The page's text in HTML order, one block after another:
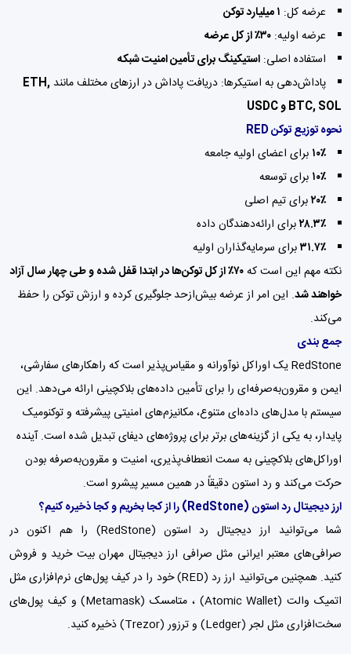
عرضه کل: ۱ میلیارد توکن
عرضه اولیه: ۳۰٪ از کل عرضه
استفاده اصلی: استیکینگ برای تأمین امنیت شبکه
پاداش‌دهی به استیکرها: دریافت پاداش در ارزهای مختلف مانند ETH,
BTC, SOL و USDC
نحوه توزیع توکن RED
۱۰٪ برای اعضای اولیه جامعه
۱۰٪ برای توسعه
۲۰٪برای تیم اصلی
۲۸.۳٪برای ارائه‌دهندگان داده
۳۱.۷٪برای سرمایه‌گذاران اولیه
نکته مهم این است که
۷۰٪ از کل توکن‌ها در ابتدا قفل شده و طی چهار سال آزاد
خواهند شد. این امر از عرضه بیش‌ازحد جلوگیری کرده و ارزش توکن را حفظ
می‌کند.
جمع بندی
RedStone یک اوراکل نوآورانه و مقیاس‌پذیر است که راهکارهای سفارشی،
ایمن و مقرون‌به‌صرفه‌ای را برای تأمین داده‌های بلاکچینی ارائه می‌دهد. این
سیستم با مدل‌های داده‌ای متنوع، مکانیزم‌های امنیتی پیشرفته و توکنومیک
پایدار، به یکی از گزینه‌های برتر برای پروژه‌های دیفای تبدیل شده است. آینده
اوراکل‌های بلاکچینی به سمت انعطاف‌پذیری، امنیت و مقرون‌به‌صرفه بودن
حرکت می‌کند و رد استون دقیقاً در همین مسیر پیشرو است.
ارز دیجیتال رد استون (RedStone)
را از کجا بخریم و کجا ذخیره کنیم؟
شما می‌توانید ارز دیجیتال رد استون (RedStone) را هم اکنون در
صرافی‌های معتبر ایرانی مثل صرافی ارز دیجیتال مهران بیت خرید و فروش
کنید. همچنین می‌توانید ارز رد (RED) خود را در کیف پول‌های نرم‌افزاری مثل
اتمیک والت (Atomic Wallet) ،
متامسک (Metamask) وکیف پول‌های
سخت‌افزاری مثل لجر (Ledger) و ترزور (Trezor) ذخیره کنید.